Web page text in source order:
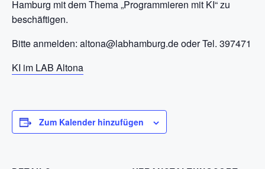
Hamburg mit dem Thema „Programmieren mit KI“ zu
beschäftigen.
Bitte anmelden: altona@labhamburg.de oder Tel. 397471
KI im LAB Altona
Zum Kalender hinzufügen